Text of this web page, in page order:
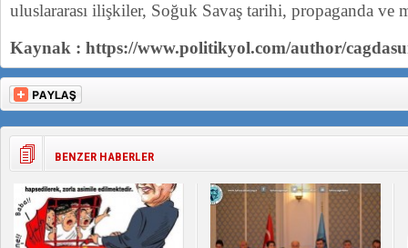
uluslararası ilişkiler, Soğuk Savaş tarihi, propaganda ve
Kaynak : https://www.politikyol.com/author/
BENZER HABERLER